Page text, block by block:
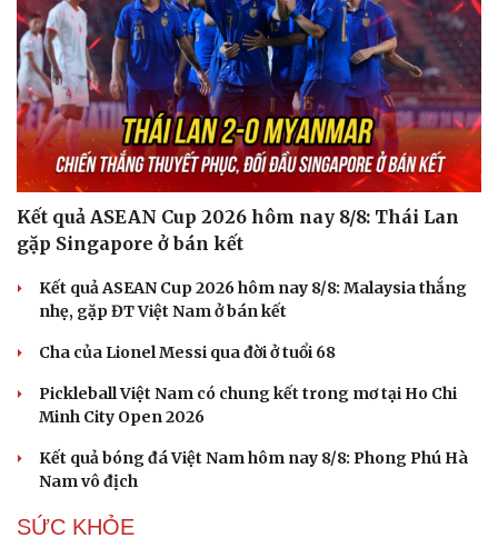
Kết quả ASEAN Cup 2026 hôm nay 8/8: Thái Lan
gặp Singapore ở bán kết
Kết quả ASEAN Cup 2026 hôm nay 8/8: Malaysia thắng
nhẹ, gặp ĐT Việt Nam ở bán kết
Cha của Lionel Messi qua đời ở tuổi 68
Pickleball Việt Nam có chung kết trong mơ tại Ho Chi
Minh City Open 2026
Kết quả bóng đá Việt Nam hôm nay 8/8: Phong Phú Hà
Nam vô địch
SỨC KHỎE